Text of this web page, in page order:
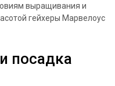
выращивания и
гейхеры Марвелоус
посадка